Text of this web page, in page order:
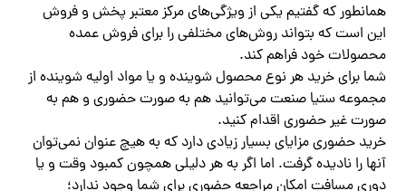
همانطور که گفتیم یکی از ویژگی‌های مرکز معتبر پخش و فروش
این است که بتواند روش‌های مختلفی را برای فروش عمده
محصولات خود فراهم کند.
شما برای خرید هر نوع محصول شوینده و یا مواد اولیه شوینده از
مجموعه ستیا صنعت می‌توانید هم به صورت حضوری و هم به
صورت غیر حضوری اقدام کنید.
خرید حضوری مزایای بسیار زیادی دارد که به هیچ عنوان نمی‌توان
آنها را نادیده گرفت. اما اگر به هر دلیلی همچون کمبود وقت و یا
دوری مسافت امکان مراجعه حضوری برای شما وجود ندارد؛